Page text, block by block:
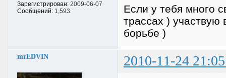
Зарегистрирован: 2009-06-07
Сообщений: 1,593
Если у тебя много
трассах ) участвую
борьбе )
mrEDVIN 2010-11-24